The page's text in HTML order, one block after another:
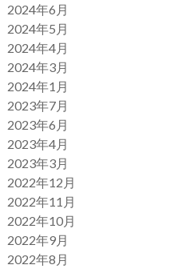
2024年6月
2024年5月
2024年4月
2024年3月
2024年1月
2023年7月
2023年6月
2023年4月
2023年3月
2022年12月
2022年11月
2022年10月
2022年9月
2022年8月